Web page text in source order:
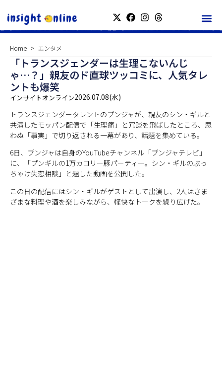
Home エンタメ
「トランスジェンダーは生理こないんじ
ゃ…？」親友のド直球ツッコミに、人気タレ
ントも爆笑
インサイトオンライン2026.07.08(水)
トランスジェンダータレントのプンジャが、親友のシン・ギルと
共演したモッパン配信で「生理痛」と冗談を飛ばしたところ、思
わぬ「事実」で切り返される一幕があり、話題を集めている。
6日、プンジャは自身のYouTubeチャンネル「プンジャテレビ」
に、「プンギルの1万カロリー豚パーティー。シン・ギルのぶっ
ちゃけ失恋相談」と題した動画を公開した。
この日の配信にはシン・ギルがゲストとして出演し、2人はさま
ざまな料理や酒を楽しみながら、軽快なトークを繰り広げた。